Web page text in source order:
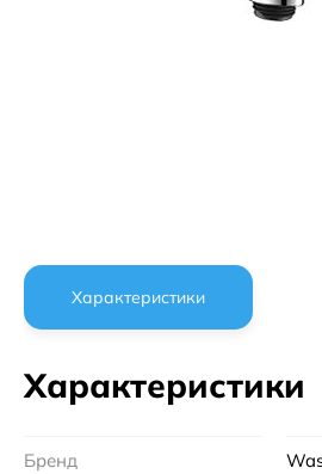
Характеристики
Характеристики
Бренд